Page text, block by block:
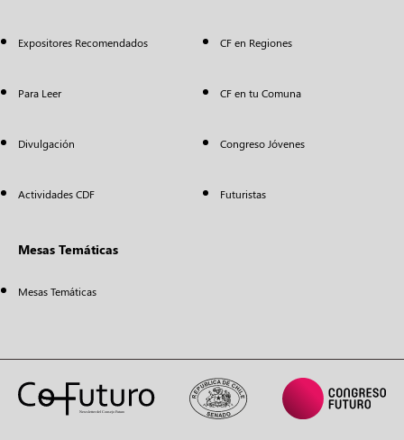
Expositores Recomendados
Para Leer
Divulgación
Actividades CDF
CF en Regiones
CF en tu Comuna
Congreso Jóvenes
Futuristas
Mesas Temáticas
Mesas Temáticas